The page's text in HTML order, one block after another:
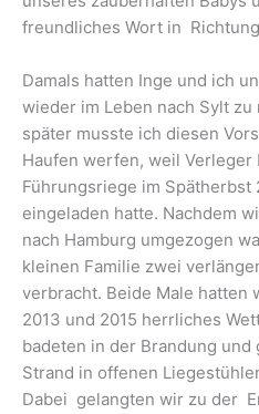
freundliches Wort in
Damals hatten Inge und ich
wieder im Leben nach Sylt
später musste ich diesen
Haufen werfen, weil Verleger
Führungsriege im Spätherbst
eingeladen hatte. Nachdem
nach Hamburg umgezogen
kleinen Familie zwei
verbracht. Beide Male hatten
2013 und 2015 herrliches
badeten in der Brandung
Strand in offenen
Dabei gelangten wir zu der